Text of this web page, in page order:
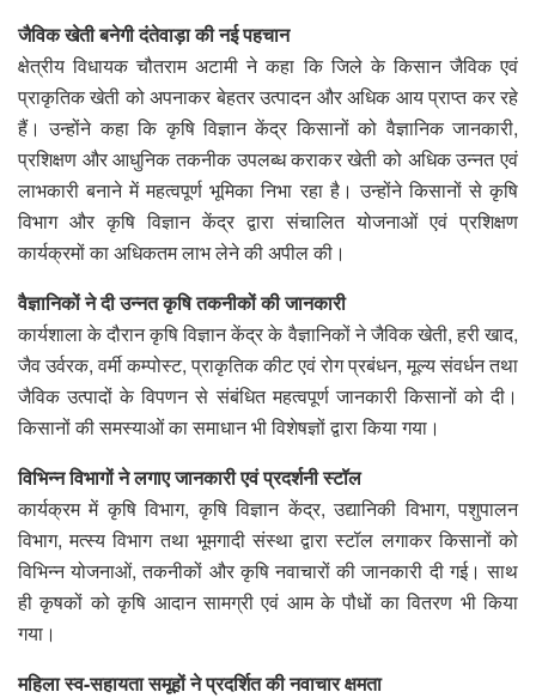
जैविक खेती बनेगी दंतेवाड़ा की नई पहचान
क्षेत्रीय विधायक चौतराम अटामी ने कहा कि जिले के किसान जैविक एवं
प्राकृतिक खेती को अपनाकर बेहतर उत्पादन और अधिक आय प्राप्त कर रहे
हैं। उन्होंने कहा कि कृषि विज्ञान केंद्र किसानों को वैज्ञानिक जानकारी,
प्रशिक्षण और आधुनिक तकनीक उपलब्ध कराकर खेती को अधिक उन्नत एवं
लाभकारी बनाने में महत्वपूर्ण भूमिका निभा रहा है। उन्होंने किसानों से कृषि
विभाग और कृषि विज्ञान केंद्र द्वारा संचालित योजनाओं एवं प्रशिक्षण
कार्यक्रमों का अधिकतम लाभ लेने की अपील की।
वैज्ञानिकों ने दी उन्नत कृषि तकनीकों की जानकारी
कार्यशाला के दौरान कृषि विज्ञान केंद्र के वैज्ञानिकों ने जैविक खेती, हरी खाद,
जैव उर्वरक, वर्मी कम्पोस्ट, प्राकृतिक कीट एवं रोग प्रबंधन, मूल्य संवर्धन तथा
जैविक उत्पादों के विपणन से संबंधित महत्वपूर्ण जानकारी किसानों को दी।
किसानों की समस्याओं का समाधान भी विशेषज्ञों द्वारा किया गया।
विभिन्न विभागों ने लगाए जानकारी एवं प्रदर्शनी स्टॉल
कार्यक्रम में कृषि विभाग, कृषि विज्ञान केंद्र, उद्यानिकी विभाग, पशुपालन
विभाग, मत्स्य विभाग तथा भूमगादी संस्था द्वारा स्टॉल लगाकर किसानों को
विभिन्न योजनाओं, तकनीकों और कृषि नवाचारों की जानकारी दी गई। साथ
ही कृषकों को कृषि आदान सामग्री एवं आम के पौधों का वितरण भी किया
गया।
महिला स्व-सहायता समूहों ने प्रदर्शित की नवाचार क्षमता